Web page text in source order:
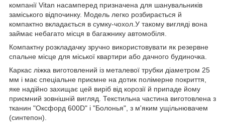
компанії Vitan насамперед призначена для шанувальників
заміського відпочинку. Модель легко розбирається й
компактно вкладається в сумку-чохол.У такому вигляді вона
займає небагато місця в багажнику автомобіля.
Компактну розкладачку зручно використовувати як резервне
спальне місце для міської квартири або дачного будиночка.
Каркас ліжка виготовлений із металевої трубки діаметром 25
мм і має спеціальне приємне на дотик полімерне покриття,
яке надійно захищає цей виріб від корозії й припаде йому
приємний зовнішній вигляд. Текстильна частина виготовлена з
тканин "Оксфорд 600D" і "Болонья", з м'яким ущільнювачем
(синтепон).